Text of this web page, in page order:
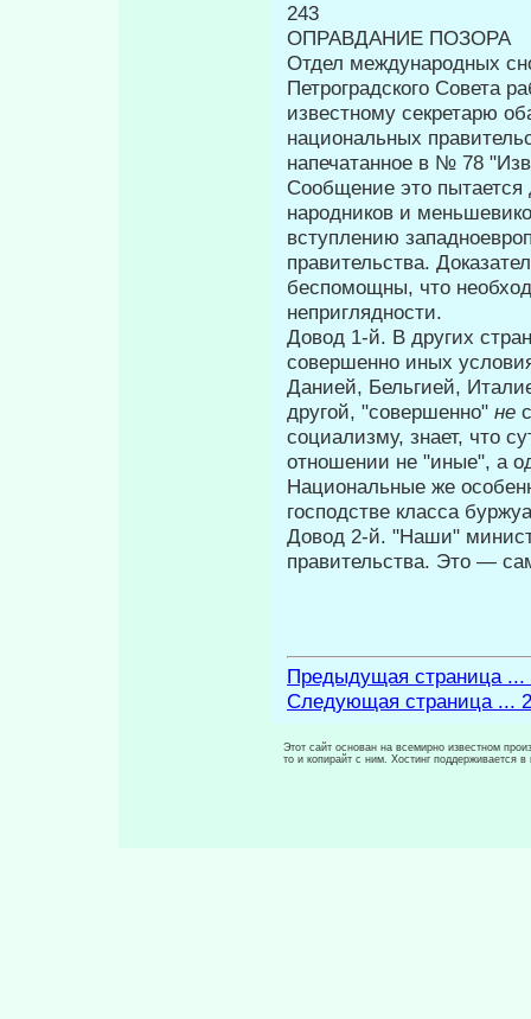
243
ОПРАВДАНИЕ ПОЗОРА
Отдел международных
Петроградского Совета
известному секретарю
национальных
напечатанное в № 78
Сообщение это пытается
на­родников и
вступлению
правительства.
беспомощны, что
неприглядности.
Довод 1-й. В других
совершен­но иных
Данией, Бельгией,
другой, "совершенно" не
социализму, знает, что
отношении не "иные", а
Национальные же
господстве класса
Довод 2-й. "Наши"
правительства. Это —
Предыдущая страница ...
Следующая страница ...
Этот сайт основан на всемирно известном
то и копирайт с ним. Хостинг поддерживается